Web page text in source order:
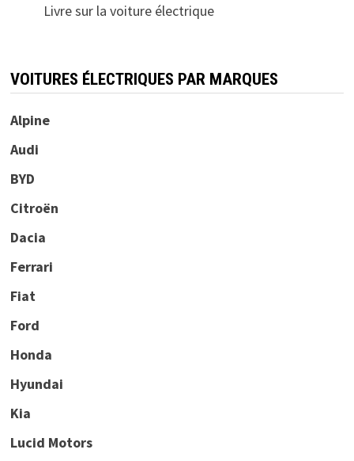
Livre sur la voiture électrique
VOITURES ÉLECTRIQUES PAR MARQUES
Alpine
Audi
BYD
Citroën
Dacia
Ferrari
Fiat
Ford
Honda
Hyundai
Kia
Lucid Motors